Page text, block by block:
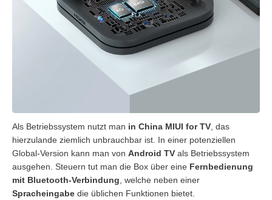
Als Betriebssystem nutzt man in China MIUI for TV , das
hierzulande ziemlich unbrauchbar ist. In einer potenziellen
Global-Version kann man von Android TV als Betriebssystem
ausgehen. Steuern tut man die Box über eine Fernbedienung
mit Bluetooth-Verbindung , welche neben einer
Spracheingabe die üblichen Funktionen bietet.